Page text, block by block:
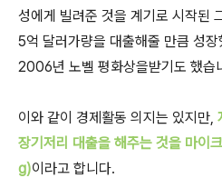
성에게 빌려준 것을 계기로 시작된
5억 달러가량을 대출해줄 만큼 성
2006년 노벨 평화상을받기도 했습
이와 같이 경제활동 의지는 있지만,
장기저리 대출을 해주는 것을 마이
g)이라고 합니다.